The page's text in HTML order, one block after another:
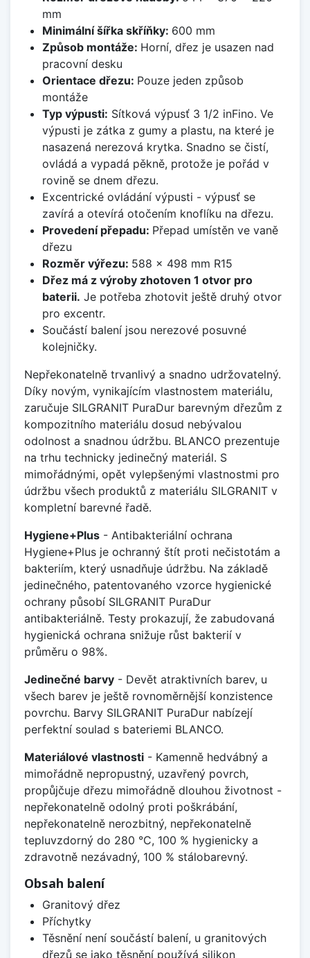
mm
Minimální šířka skříňky: 600 mm
Způsob montáže: Horní, dřez je usazen nad
pracovní desku
Orientace dřezu: Pouze jeden způsob
montáže
Typ výpusti: Sítková výpusť 3 1/2 inFino. Ve
výpusti je zátka z gumy a plastu, na které je
nasazená nerezová krytka. Snadno se čistí,
ovládá a vypadá pěkně, protože je pořád v
rovině se dnem dřezu.
Excentrické ovládání výpusti - výpusť se
zavírá a otevírá otočením knoflíku na dřezu.
Provedení přepadu: Přepad umístěn ve vaně
dřezu
Rozměr výřezu: 588 x 498 mm R15
Dřez má z výroby zhotoven 1 otvor pro
baterii. Je potřeba zhotovit ještě druhý otvor
pro excentr.
Součástí balení jsou nerezové posuvné
kolejničky.
Nepřekonatelně trvanlivý a snadno udržovatelný.
Díky novým, vynikajícím vlastnostem materiálu,
zaručuje SILGRANIT PuraDur barevným dřezům z
kompozitního materiálu dosud nebývalou
odolnost a snadnou údržbu. BLANCO prezentuje
na trhu technicky jedinečný materiál. S
mimořádnými, opět vylepšenými vlastnostmi pro
údržbu všech produktů z materiálu SILGRANIT v
kompletní barevné řadě.
Hygiene+Plus - Antibakteriální ochrana
Hygiene+Plus je ochranný štít proti nečistotám a
bakteriím, který usnadňuje údržbu. Na základě
jedinečného, patentovaného vzorce hygienické
ochrany působí SILGRANIT PuraDur
antibakteriálně. Testy prokazují, že zabudovaná
hygienická ochrana snižuje růst bakterií v
průměru o 98%.
Jedinečné barvy - Devět atraktivních barev, u
všech barev je ještě rovnoměrnější konzistence
povrchu. Barvy SILGRANIT PuraDur nabízejí
perfektní soulad s bateriemi BLANCO.
Materiálové vlastnosti - Kamenně hedvábný a
mimořádně nepropustný, uzavřený povrch,
propůjčuje dřezu mimořádně dlouhou životnost -
nepřekonatelně odolný proti poškrábání,
nepřekonatelně nerozbitný, nepřekonatelně
tepluvzdorný do 280 °C, 100 % hygienicky a
zdravotně nezávadný, 100 % stálobarevný.
Obsah balení
Granitový dřez
Příchytky
Těsnění není součástí balení, u granitových
dřezů se jako těsnění používá silikon